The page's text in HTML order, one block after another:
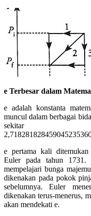
e Terbesar dalam
e adalah konstanta
muncul dalam berbagai
sekitar
e pertama kali
Euler pada tahun 1731.
mempelajari bunga
dikenakan pada pokok
sebelumnya. Euler
dikenakan terus-menerus,
akan mendekati e.